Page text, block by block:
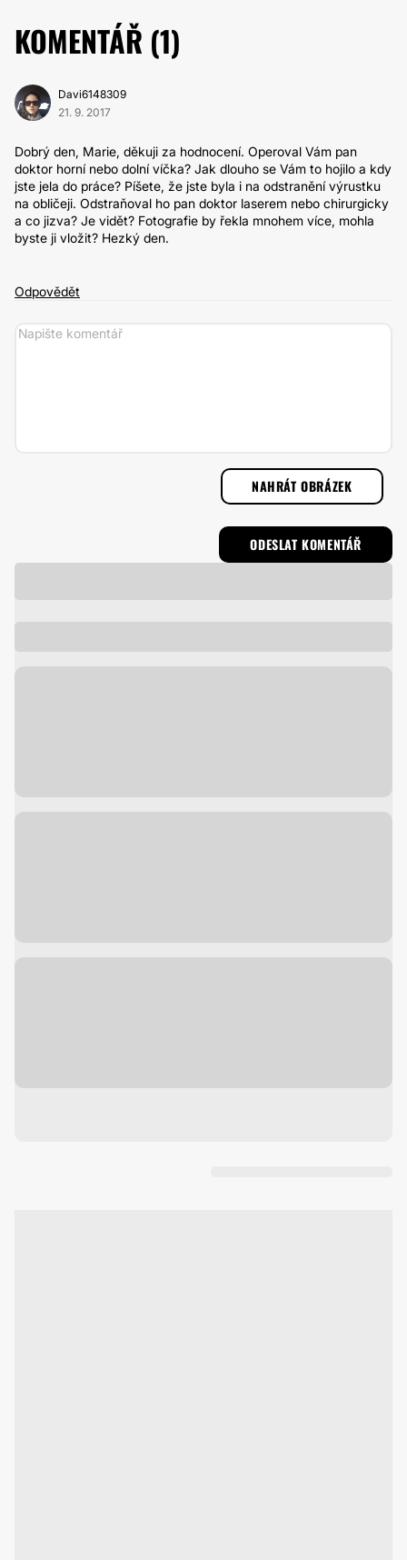
KOMENTÁŘ (1)
Davi6148309
21. 9. 2017
Dobrý den, Marie, děkuji za hodnocení. Operoval Vám pan
doktor horní nebo dolní víčka? Jak dlouho se Vám to hojilo a kdy
jste jela do práce? Píšete, že jste byla i na odstranění výrustku
na obličeji. Odstraňoval ho pan doktor laserem nebo chirurgicky
a co jizva? Je vidět? Fotografie by řekla mnohem více, mohla
byste ji vložit? Hezký den.
Odpovědět
NAHRÁT OBRÁZEK